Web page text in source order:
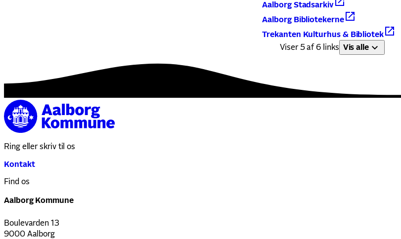
Aalborg Stadsarkiv
Aalborg Bibliotekerne
Trekanten Kulturhus & Bibliotek
Viser 5 af 6 links Vis alle
Ring eller skriv til os
Kontakt
Find os
Aalborg Kommune
Boulevarden 13
9000 Aalborg